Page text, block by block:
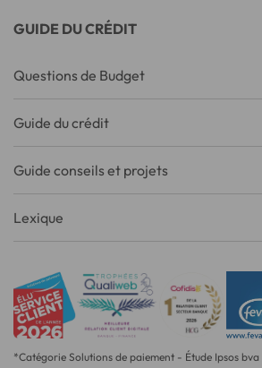
GUIDE DU CRÉDIT
Questions de Budget
Guide du crédit
Guide conseils et projets
Lexique
*Catégorie Solutions de paiement - Étude Ipsos